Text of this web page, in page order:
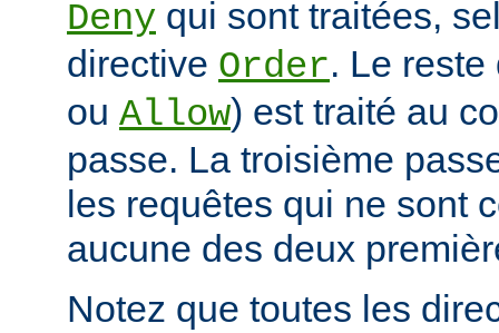
Deny qui sont traitées,
directive Order. Le
ou Allow) est traité au
passe. La troisième
les requêtes qui ne sont
aucune des deux
Notez que toutes les